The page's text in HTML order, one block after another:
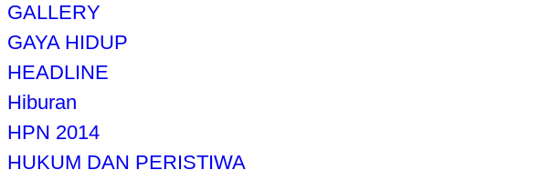
GALLERY
GAYA HIDUP
HEADLINE
Hiburan
HPN 2014
HUKUM DAN PERISTIWA